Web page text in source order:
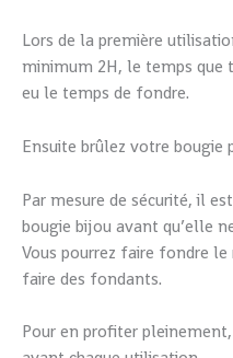
Lors de la première
minimum 2H, le temps que
eu le temps de fondre.
Ensuite brûlez votre bougie
Par mesure de sécurité, il
bougie bijou avant qu’elle
Vous pourrez faire fondre
faire des fondants.
Pour en profiter